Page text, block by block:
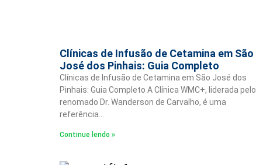
Clínicas de Infusão de Cetamina em São
José dos Pinhais: Guia Completo
Clínicas de Infusão de Cetamina em São José dos
Pinhais: Guia Completo A Clínica WMC+, liderada pelo
renomado Dr. Wanderson de Carvalho, é uma
referência…
Continue lendo »